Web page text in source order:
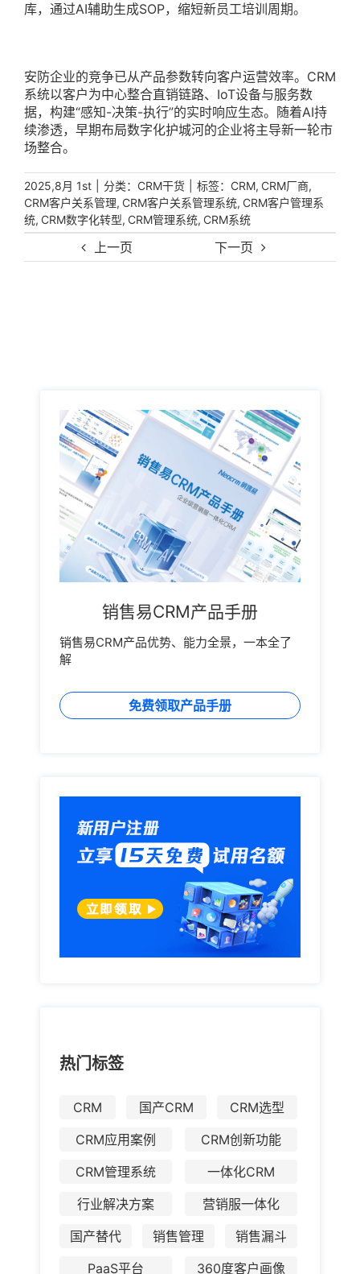
上一页 下一页
库，通过AI辅助生成SOP，缩短新员工培训周期。
安防企业的竞争已从产品参数转向客户运营效率。CRM
系统以客户为中心整合直销链路、IoT设备与服务数
据，构建“感知-决策-执行”的实时响应生态。随着AI持
续渗透，早期布局数字化护城河的企业将主导新一轮市
场整合。
2025,8月 1st 分类： CRM干货 标签： CRM, CRM厂商,
CRM客户关系管理, CRM客户关系管理系统, CRM客户管理系
统, CRM数字化转型, CRM管理系统, CRM系统
销售易CRM产品手册
销售易CRM产品优势、能力全景，一本全了
解
免费领取产品手册
热门标签
CRM 国产CRM
CRM选型
CRM应用案例
CRM创新功能
CRM管理系统
一体化CRM
行业解决方案
营销服一体化
国产替代
销售管理
销售漏斗
PaaS平台
360度客户画像